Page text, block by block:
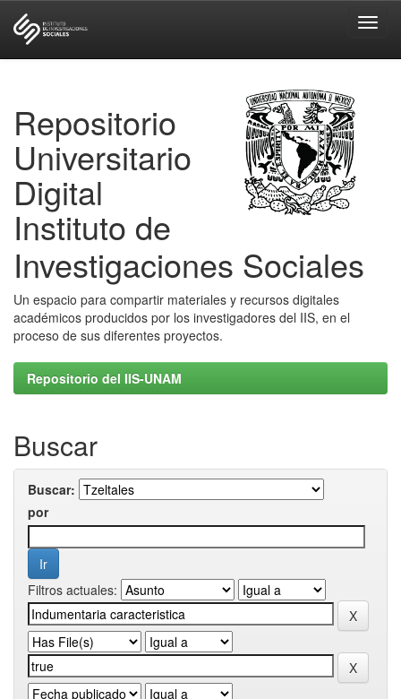
Repositorio
Universitario
Digital
Instituto de
Investigaciones Sociales
Un espacio para compartir materiales y recursos digitales
académicos producidos por los investigadores del IIS, en el
proceso de sus diferentes proyectos.
Repositorio del IIS-UNAM
Buscar
Buscar:
por
Filtros actuales: